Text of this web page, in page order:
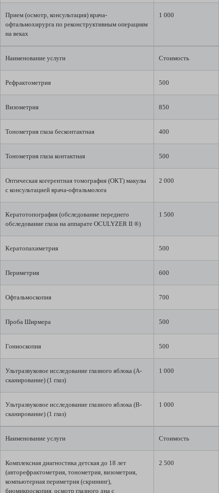
Прием (осмотр, консультация) врача-
офтальмохирурга по реконструктивным операциям
на веках
1 000
Наименование услуги Стоимость
Рефрактометрия 500
Визометрия 850
Тонометрия глаза бесконтактная 400
Тонометрия глаза контактная 500
Оптическая когерентная томография (ОКТ) макулы
с консультацией врача-офтальмолога
2 000
Кератотопография (обследование переднего
обследование глаза на аппарате OCULYZER II ®)
1 500
Кератопахиметрия 500
Периметрия 600
Офтальмоскопия 700
Проба Ширмера 500
Гониоскопия 500
Ультразвуковое исследование глазного яблока (А-
сканирование) (1 глаз)
1 000
Ультразвуковое исследование глазного яблока (В-
сканирование) (1 глаз)
1 000
Наименование услуги Стоимость
Комплексная диагностика детская до 18 лет
(авторефрактометрия, тонометрия, визометрия,
компьютерная периметрия (скрининг),
биомикроскопия, осмотр глазного дна с
2 500